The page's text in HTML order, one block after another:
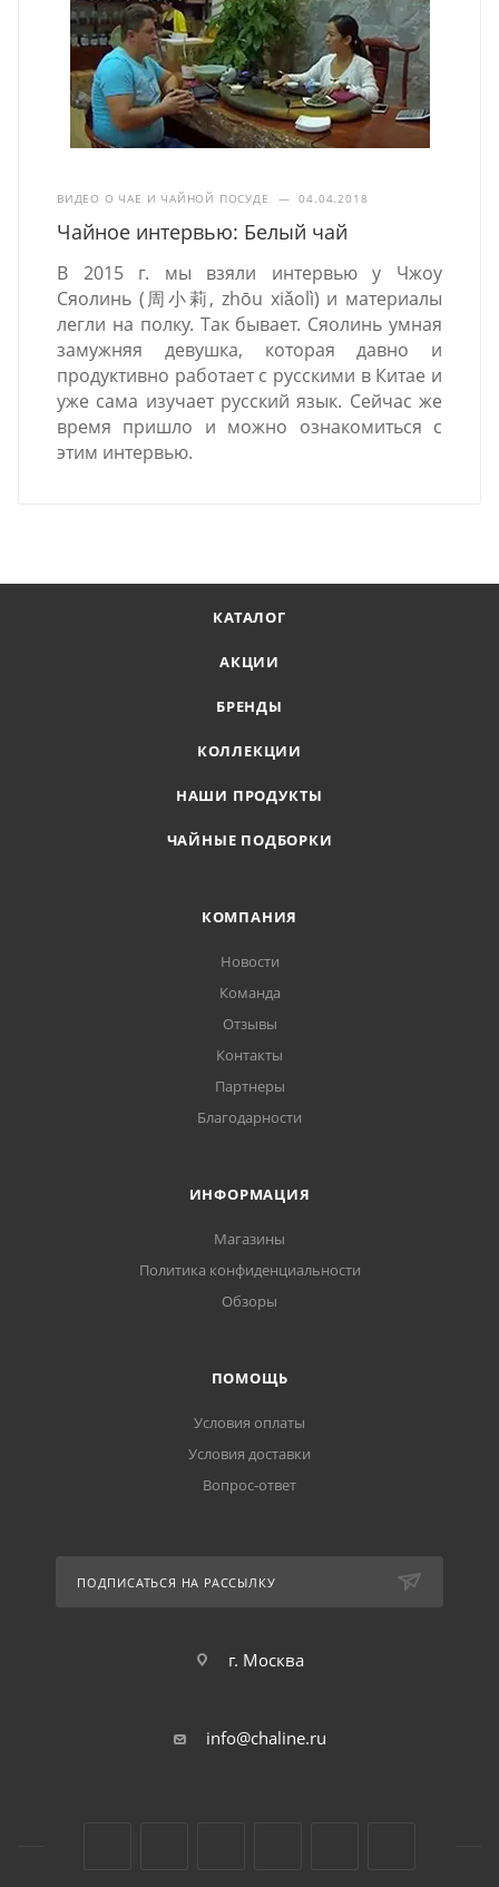
ВИДЕО О ЧАЕ И ЧАЙНОЙ ПОСУДЕ — 04.04.2018
Чайное интервью: Белый чай
В 2015 г. мы взяли интервью у Чжоу
Сяолинь (周小莉, zhōu xiǎolì) и материалы
легли на полку. Так бывает. Сяолинь умная
замужняя девушка, которая давно и
продуктивно работает с русскими в Китае и
уже сама изучает русский язык. Сейчас же
время пришло и можно ознакомиться с
этим интервью.
КАТАЛОГ
АКЦИИ
БРЕНДЫ
КОЛЛЕКЦИИ
НАШИ ПРОДУКТЫ
ЧАЙНЫЕ ПОДБОРКИ
КОМПАНИЯ
Новости
Команда
Отзывы
Контакты
Партнеры
Благодарности
ИНФОРМАЦИЯ
Магазины
Политика конфиденциальности
Обзоры
ПОМОЩЬ
Условия оплаты
Условия доставки
Вопрос-ответ
ПОДПИСАТЬСЯ НА РАССЫЛКУ
г. Москва
info@chaline.ru